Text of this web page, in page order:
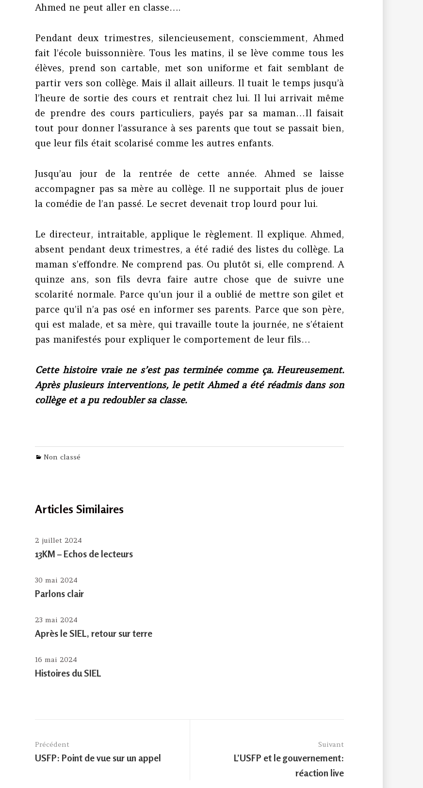
Ahmed ne peut aller en classe….
Pendant deux trimestres, silencieusement, consciemment, Ahmed
fait l’école buissonnière. Tous les matins, il se lève comme tous les
élèves, prend son cartable, met son uniforme et fait semblant de
partir vers son collège. Mais il allait ailleurs. Il tuait le temps jusqu’à
l’heure de sortie des cours et rentrait chez lui. Il lui arrivait même
de prendre des cours particuliers, payés par sa maman…Il faisait
tout pour donner l’assurance à ses parents que tout se passait bien,
que leur fils était scolarisé comme les autres enfants.
Jusqu’au jour de la rentrée de cette année. Ahmed se laisse
accompagner pas sa mère au collège. Il ne supportait plus de jouer
la comédie de l’an passé. Le secret devenait trop lourd pour lui.
Le directeur, intraitable, applique le règlement. Il explique. Ahmed,
absent pendant deux trimestres, a été radié des listes du collège. La
maman s’effondre. Ne comprend pas. Ou plutôt si, elle comprend. A
quinze ans, son fils devra faire autre chose que de suivre une
scolarité normale. Parce qu’un jour il a oublié de mettre son gilet et
parce qu’il n’a pas osé en informer ses parents. Parce que son père,
qui est malade, et sa mère, qui travaille toute la journée, ne s’étaient
pas manifestés pour expliquer le comportement de leur fils…
Cette histoire vraie ne s’est pas terminée comme ça. Heureusement.
Après plusieurs interventions, le petit Ahmed a été réadmis dans son
collège et a pu redoubler sa classe.
Categories
Non classé
Articles Similaires
2 juillet 2024
13KM – Echos de lecteurs
30 mai 2024
Parlons clair
23 mai 2024
Après le SIEL, retour sur terre
16 mai 2024
Histoires du SIEL
de
l’article
Précédent
Previous
USFP: Point de vue sur un appel
Suivant
ArticleL’USFP et le gouvernement:
réaction live